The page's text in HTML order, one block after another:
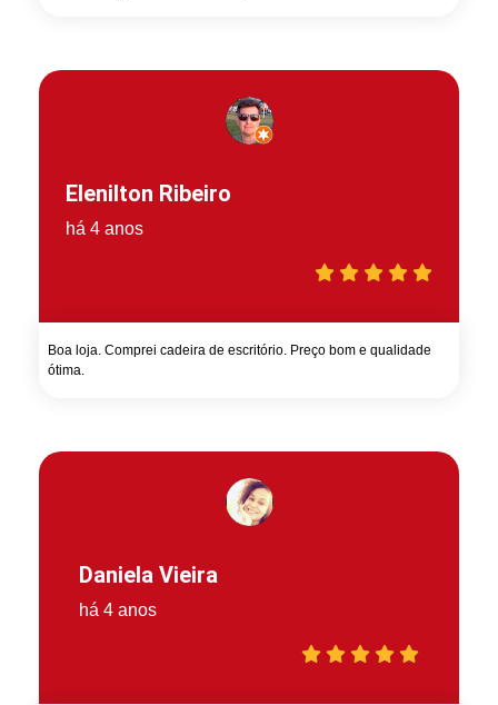
Elenilton Ribeiro
há 4 anos
Boa loja. Comprei cadeira de escritório. Preço bom e qualidade
ótima.
Daniela Vieira
há 4 anos